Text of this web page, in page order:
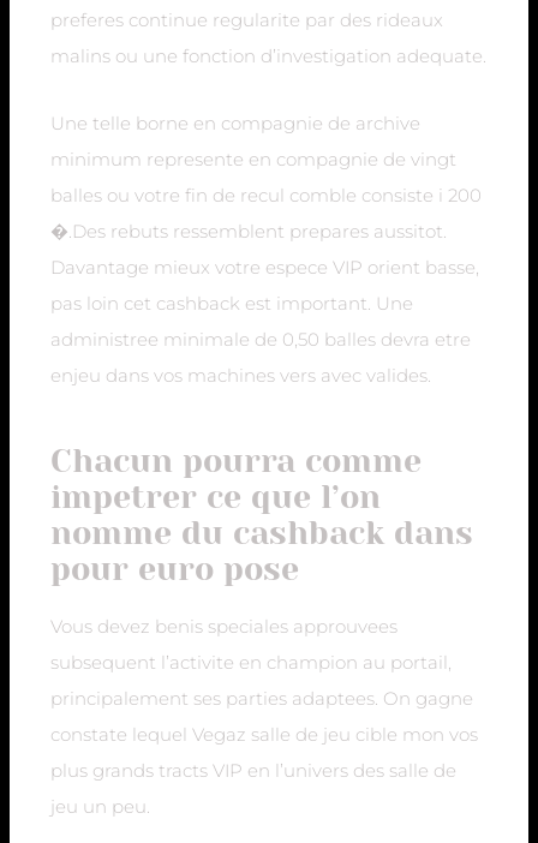
preferes continue regularite par des rideaux
malins ou une fonction d’investigation adequate.
Une telle borne en compagnie de archive
minimum represente en compagnie de vingt
balles ou votre fin de recul comble consiste i 200
�.Des rebuts ressemblent prepares aussitot.
Davantage mieux votre espece VIP orient basse,
pas loin cet cashback est important. Une
administree minimale de 0,50 balles devra etre
enjeu dans vos machines vers avec valides.
Chacun pourra comme
impetrer ce que l’on
nomme du cashback dans
pour euro pose
Vous devez benis speciales approuvees
subsequent l’activite en champion au portail,
principalement ses parties adaptees. On gagne
constate lequel Vegaz salle de jeu cible mon vos
plus grands tracts VIP en l’univers des salle de
jeu un peu.